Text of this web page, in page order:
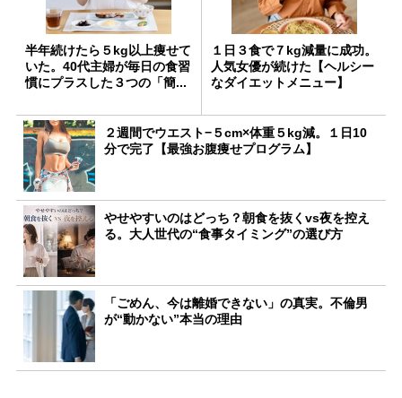
半年続けたら５kg以上痩せて
いた。40代主婦が毎日の食習
慣にプラスした３つの「簡...
１日３食で７kg減量に成功。
人気女優が続けた【ヘルシー
なダイエットメニュー】
２週間でウエスト−５cm×体重５kg減。１日10
分で完了【最強お腹痩せプログラム】
やせやすいのはどっち？朝食を抜くvs夜を控え
る。大人世代の“食事タイミング”の選び方
「ごめん、今は離婚できない」の真実。不倫男
が“動かない”本当の理由